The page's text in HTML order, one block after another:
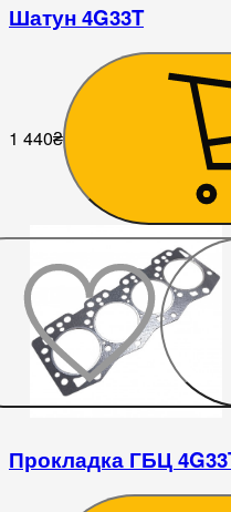
Шатун 4G33T
1 440₴
Прокладка ГБЦ